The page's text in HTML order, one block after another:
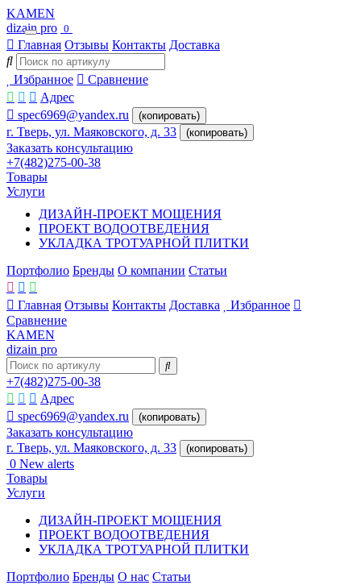
KAMEN
dizain pro 0
Главная Отзывы Контакты Доставка
Избранное
Сравнение
Адрес
spec6969@yandex.ru
(копировать)
г. Тверь, ул. Маяковского, д. 33 (копировать)
Заказать консультацию
+7(482)275-00-38
Товары
Услуги
ДИЗАЙН-ПРОЕКТ МОЩЕНИЯ
ПРОЕКТ ВОДООТВЕДЕНИЯ
УКЛАДКА ТРОТУАРНОЙ ПЛИТКИ
Портфолио Бренды О компании Статьи
Главная Отзывы Контакты Доставка
Избранное
Сравнение
KAMEN
dizain pro
+7(482)275-00-38
Адрес
spec6969@yandex.ru
(копировать)
Заказать консультацию
г. Тверь, ул. Маяковского, д. 33
(копировать)
0 New alerts
Товары
Услуги
ДИЗАЙН-ПРОЕКТ МОЩЕНИЯ
ПРОЕКТ ВОДООТВЕДЕНИЯ
УКЛАДКА ТРОТУАРНОЙ ПЛИТКИ
Портфолио Бренды О нас Статьи